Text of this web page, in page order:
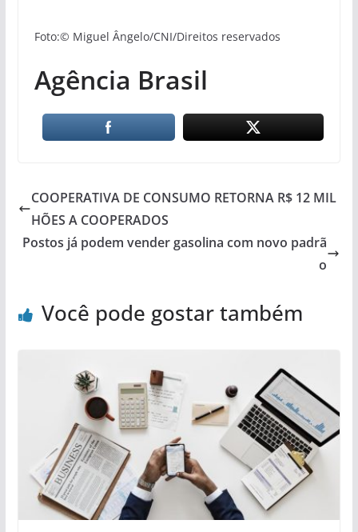
Foto:© Miguel Ângelo/CNI/Direitos reservados
Agência Brasil
COOPERATIVA DE CONSUMO RETORNA R$ 12 MIL
HÕES A COOPERADOS
Postos já podem vender gasolina com novo padrã
o
Você pode gostar também